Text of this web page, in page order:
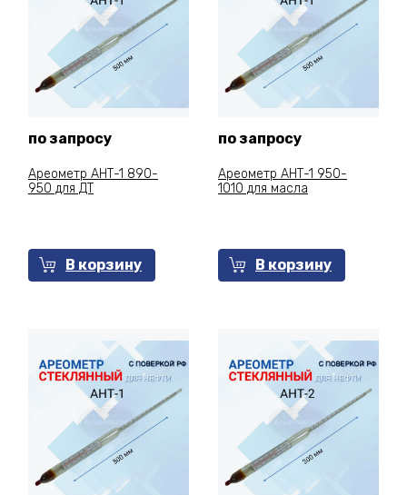
по запросу
Ареометр АНТ-1 890-
950 для ДТ
В корзину
по запросу
Ареометр АНТ-1 950-
1010 для масла
В корзину